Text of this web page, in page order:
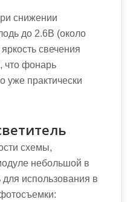
снижении
до 2.6В (около
свечения
что фонарь
уже практически
схемы,
небольшой в
для использования в